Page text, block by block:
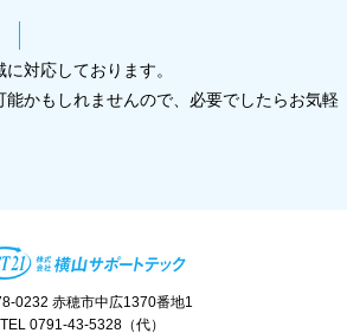
対応しております。
能かもしれませんので、必要でしたらお気軽
0232 赤穂市中広1370番地1
TEL 0791-43-5328（代）